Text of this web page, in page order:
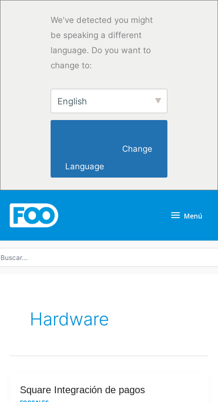
We've detected you might
be speaking a different
language. Do you want to
change to:
English
Language
Menú
Hardware
Square Integración de pagos
Square
Integración